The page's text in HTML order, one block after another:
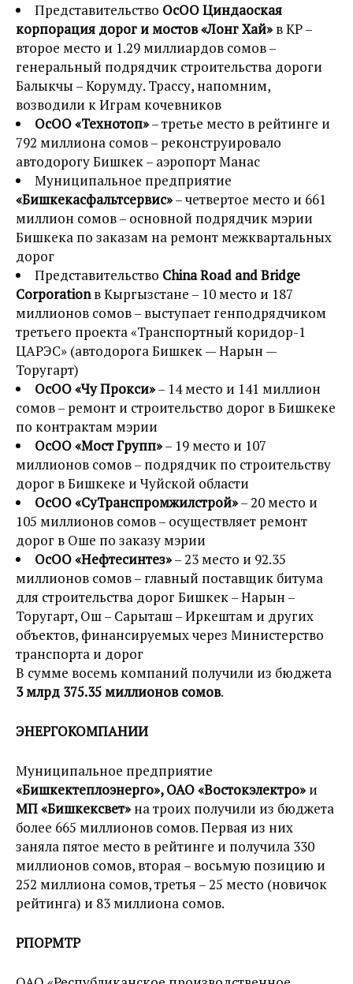
Представительство ОсОО Циндаоская
корпорация дорог и мостов «Лонг Хай»в КР –
второе место и 1.29 миллиардов сомов –
генеральный подрядчик строительства дороги
Балыкчы – Корумду. Трассу, напомним,
возводили к Играм кочевников
ОсОО «Технотоп»– третье место в рейтинге и
792 миллиона сомов – реконструировало
автодорогу Бишкек – аэропорт Манас
Муниципальное предприятие
«Бишкекасфальтсервис»– четвертое место и 661
миллион сомов – основной подрядчик мэрии
Бишкека по заказам на ремонт межквартальных
дорог
Представительство China Road and Bridge
Corporationв Кыргызстане – 10 место и 187
миллионов сомов – выступает генподрядчиком
третьего проекта «Транспортный коридор-1
ЦАРЭС» (автодорога Бишкек — Нарын —
Торугарт)
ОсОО «Чу Прокси»– 14 место и 141 миллион
сомов – ремонт и строительство дорог в Бишкеке
по контрактам мэрии
ОсОО «Мост Групп»– 19 место и 107
миллионов сомов – подрядчик по строительству
дорог в Бишкеке и Чуйской области
ОсОО «СуТранспромжилстрой»– 20 место и
105 миллионов сомов – осуществляет ремонт
дорог в Оше по заказу мэрии
ОсОО «Нефтесинтез»– 23 место и 92.35
миллионов сомов – главный поставщик битума
для строительства дорог Бишкек – Нарын –
Торугарт, Ош – Сарыташ – Иркештам и других
объектов, финансируемых через Министерство
транспорта и дорог
В сумме восемь компаний получили из бюджета
3 млрд 375.35 миллионов сомов.
ЭНЕРГОКОМПАНИИ
Муниципальное предприятие
«Бишкектеплоэнерго», ОАО «Востокэлектро»и
МП «Бишкексвет»на троих получили из бюджета
более 665 миллионов сомов. Первая из них
заняла пятое место в рейтинге и получила 330
миллионов сомов, вторая – восьмую позицию и
252 миллиона сомов, третья – 25 место (новичок
рейтинга) и 83 миллиона сомов.
РПОРМТР